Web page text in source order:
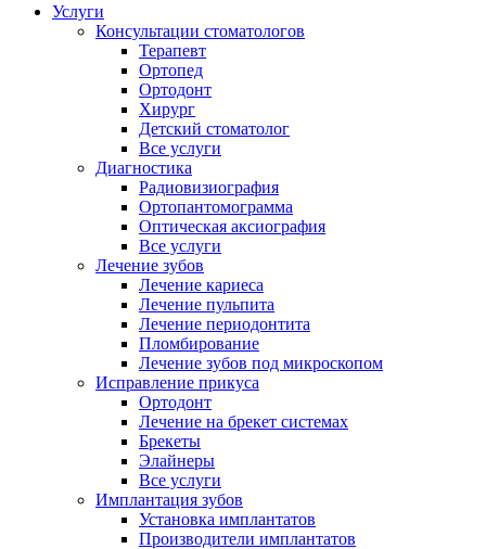
Услуги
Консультации стоматологов
Терапевт
Ортопед
Ортодонт
Хирург
Детский стоматолог
Все услуги
Диагностика
Радиовизиография
Ортопантомограмма
Оптическая аксиография
Все услуги
Лечение зубов
Лечение кариеса
Лечение пульпита
Лечение периодонтита
Пломбирование
Лечение зубов под микроскопом
Исправление прикуса
Ортодонт
Лечение на брекет системах
Брекеты
Элайнеры
Все услуги
Имплантация зубов
Установка имплантатов
Производители имплантатов